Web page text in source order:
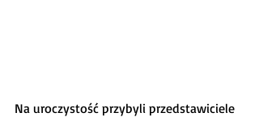
Na uroczystość przybyli przedstawiciele